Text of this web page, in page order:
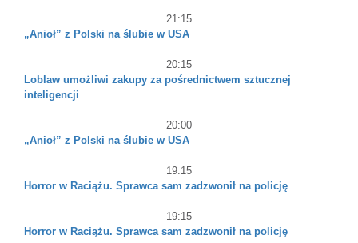
21:15
„Anioł” z Polski na ślubie w USA
20:15
Loblaw umożliwi zakupy za pośrednictwem sztucznej
inteligencji
20:00
„Anioł” z Polski na ślubie w USA
19:15
Horror w Raciążu. Sprawca sam zadzwonił na policję
19:15
Horror w Raciążu. Sprawca sam zadzwonił na policję